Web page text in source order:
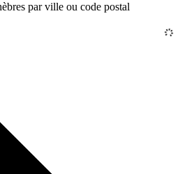
par ville ou code postal